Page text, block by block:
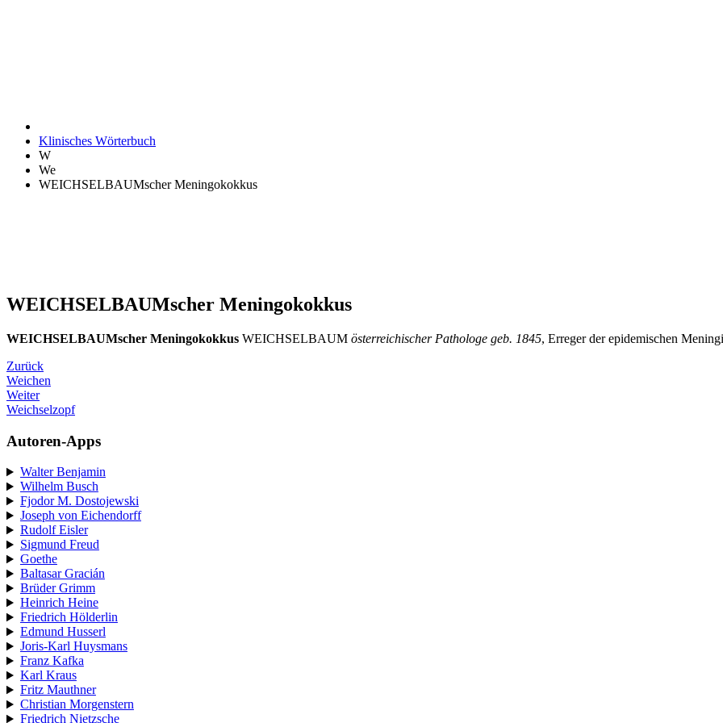
Klinisches Wörterbuch
W
We
WEICHSELBAUMscher Meningokokkus
WEICHSELBAUMscher Meningokokkus
WEICHSELBAUMscher Meningokokkus WEICHSELBAUM österreichischer Pathologe geb. 1845, Erreger der epidemischen
Zurück
Weichen
Weiter
Weichselzopf
Autoren-Apps
Walter Benjamin
Wilhelm Busch
Fjodor M. Dostojewski
Joseph von Eichendorff
Rudolf Eisler
Sigmund Freud
Goethe
Baltasar Gracián
Brüder Grimm
Heinrich Heine
Friedrich Hölderlin
Edmund Husserl
Joris-Karl Huysmans
Franz Kafka
Karl Kraus
Fritz Mauthner
Christian Morgenstern
Friedrich Nietzsche